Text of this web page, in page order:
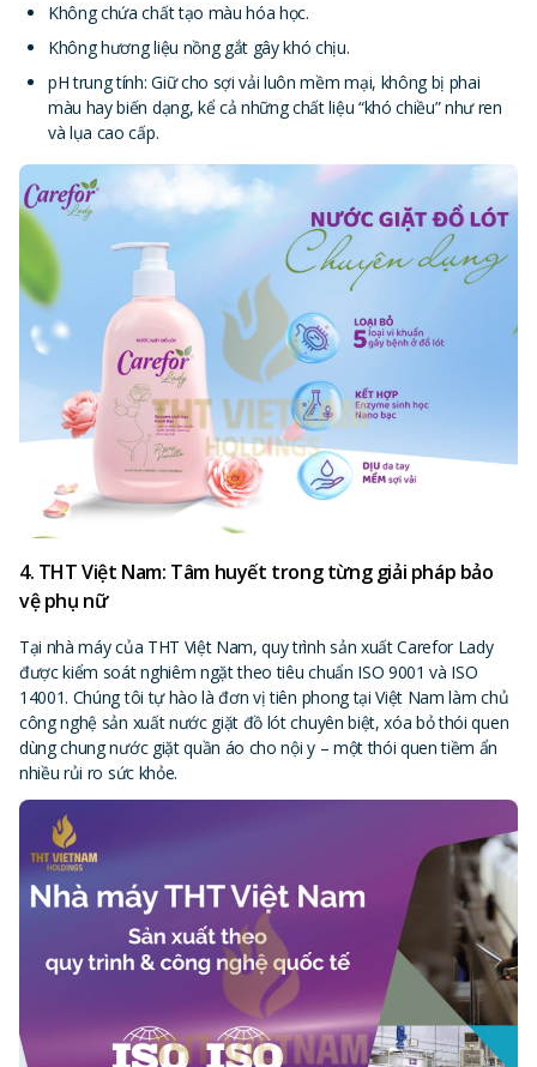
Không chứa chất tạo màu hóa học.
Không hương liệu nồng gắt gây khó chịu.
pH trung tính: Giữ cho sợi vải luôn mềm mại, không bị phai
màu hay biến dạng, kể cả những chất liệu “khó chiều” như ren
và lụa cao cấp.
4. THT Việt Nam: Tâm huyết trong từng giải pháp bảo
vệ phụ nữ
Tại nhà máy của THT Việt Nam, quy trình sản xuất Carefor Lady
được kiểm soát nghiêm ngặt theo tiêu chuẩn ISO 9001 và ISO
14001. Chúng tôi tự hào là đơn vị tiên phong tại Việt Nam làm chủ
công nghệ sản xuất nước giặt đồ lót chuyên biệt, xóa bỏ thói quen
dùng chung nước giặt quần áo cho nội y – một thói quen tiềm ẩn
nhiều rủi ro sức khỏe.